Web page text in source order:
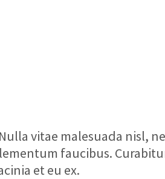
vitae malesuada nisl,
faucibus.
et eu ex.